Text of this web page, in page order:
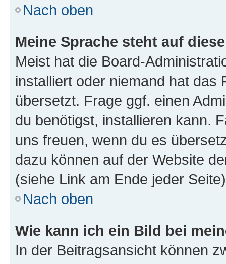
Nach oben
Meine Sprache steht auf
Meist hat die Board-
installiert oder niemand hat das
übersetzt. Frage ggf. einen
du benötigst, installieren kann.
uns freuen, wenn du es
dazu können auf der Website
(siehe Link am Ende jeder
Nach oben
Wie kann ich ein Bild bei
In der Beitragsansicht können